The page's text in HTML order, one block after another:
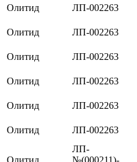
Олитид ЛП-002263
Олитид ЛП-002263
Олитид ЛП-002263
Олитид ЛП-002263
Олитид ЛП-002263
Олитид ЛП-002263
Олитид
ЛП-
№(000211)-